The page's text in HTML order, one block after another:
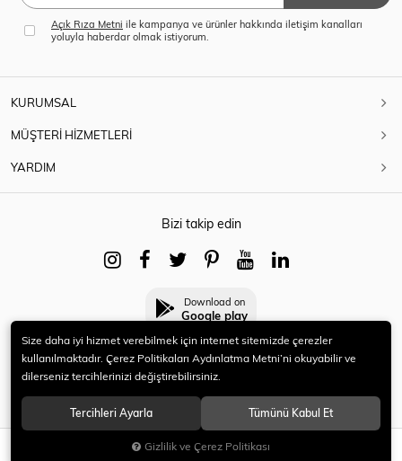
SEPETE EKLE
Açık Rıza Metni ile kampanya ve ürünler hakkında iletişim kanalları
yoluyla haberdar olmak istiyorum.
KURUMSAL
MÜŞTERİ HİZMETLERİ
YARDIM
Bizi takip edin
Download on
Google play
© 2021 HERYENİ. Tüm hakları saklıdır.
Size daha iyi hizmet verebilmek için internet sitemizde çerezler
kullanılmaktadır. Çerez Politikaları Aydınlatma Metni’ni okuyabilir ve
dilerseniz tercihlerinizi değiştirebilirsiniz.
Tercihleri Ayarla Tümünü Kabul Et
Gizlilik ve Çerez Politikası